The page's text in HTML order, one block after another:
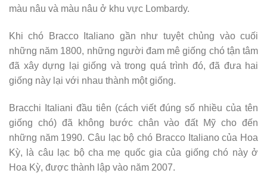
màu nâu và màu nâu ở khu vực Lombardy.
Khi chó Bracco Italiano gần như tuyệt chủng vào cuối
những năm 1800, những người đam mê giống chó tận tâm
đã xây dựng lại giống và trong quá trình đó, đã đưa hai
giống này lại với nhau thành một giống.
Bracchi Italiani đầu tiên (cách viết đúng số nhiều của tên
giống chó) đã không bước chân vào đất Mỹ cho đến
những năm 1990. Câu lạc bộ chó Bracco Italiano của Hoa
Kỳ, là câu lạc bộ cha mẹ quốc gia của giống chó này ở
Hoa Kỳ, được thành lập vào năm 2007.